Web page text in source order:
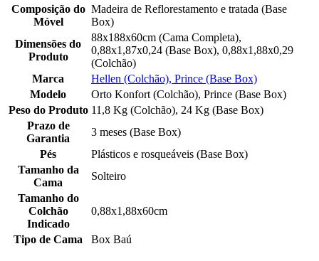
Composição do
Móvel
Madeira de Reflorestamento e tratada (Base
Box)
Dimensões do
Produto
88x188x60cm (Cama Completa),
0,88x1,87x0,24 (Base Box), 0,88x1,88x0,29
(Colchão)
Marca
Hellen (Colchão), Prince (Base Box)
Modelo
Orto Konfort (Colchão), Prince (Base Box)
Peso do Produto 11,8 Kg (Colchão), 24 Kg (Base Box)
Prazo de
Garantia
3 meses (Base Box)
Pés
Plásticos e rosqueáveis (Base Box)
Tamanho da
Cama
Solteiro
Tamanho do
Colchão
Indicado
0,88x1,88x60cm
Tipo de Cama Box Baú